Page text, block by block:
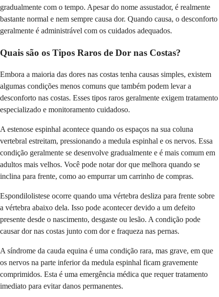
gradualmente com o tempo. Apesar do nome assustador, é realmente
bastante normal e nem sempre causa dor. Quando causa, o desconforto
geralmente é administrável com os cuidados adequados.
Quais são os Tipos Raros de Dor nas Costas?
Embora a maioria das dores nas costas tenha causas simples, existem
algumas condições menos comuns que também podem levar a
desconforto nas costas. Esses tipos raros geralmente exigem tratamento
especializado e monitoramento cuidadoso.
A estenose espinhal acontece quando os espaços na sua coluna
vertebral estreitam, pressionando a medula espinhal e os nervos. Essa
condição geralmente se desenvolve gradualmente e é mais comum em
adultos mais velhos. Você pode notar dor que melhora quando se
inclina para frente, como ao empurrar um carrinho de compras.
Espondilolistese ocorre quando uma vértebra desliza para frente sobre
a vértebra abaixo dela. Isso pode acontecer devido a um defeito
presente desde o nascimento, desgaste ou lesão. A condição pode
causar dor nas costas junto com dor e fraqueza nas pernas.
A síndrome da cauda equina é uma condição rara, mas grave, em que
os nervos na parte inferior da medula espinhal ficam gravemente
comprimidos. Esta é uma emergência médica que requer tratamento
imediato para evitar danos permanentes.